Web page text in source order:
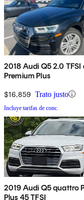
2018 Audi Q5 2.0
Premium Plus
$16,859 Trato justo
Incluye tarifas de conc.
2019 Audi Q5 quattro
Plus 45 TFSI